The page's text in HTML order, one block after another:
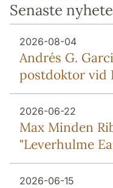
Senaste
2026-08-04
Andrés G.
postdoktor vid
2026-06-22
Max Minden
"Leverhulme
2026-06-15